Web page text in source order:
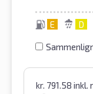
E D
kr. 791.58 inkl.